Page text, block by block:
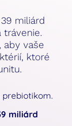
miliárd
aby vaše
ktoré
prebiotikom.
miliárd